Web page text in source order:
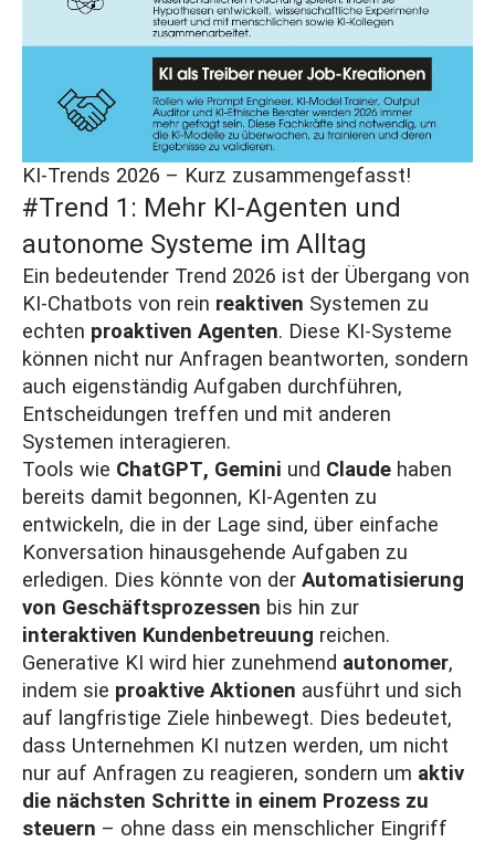
KI-Trends 2026 – Kurz zusammengefasst!
#Trend 1: Mehr KI‑Agenten und
autonome Systeme im Alltag
Ein bedeutender Trend 2026 ist der Übergang von
KI‑Chatbots von rein reaktiven Systemen zu
echten proaktiven Agenten. Diese KI-Systeme
können nicht nur Anfragen beantworten, sondern
auch eigenständig Aufgaben durchführen,
Entscheidungen treffen und mit anderen
Systemen interagieren.
Tools wie ChatGPT, Gemini und Claude haben
bereits damit begonnen, KI-Agenten zu
entwickeln, die in der Lage sind, über einfache
Konversation hinausgehende Aufgaben zu
erledigen. Dies könnte von der Automatisierung
von Geschäftsprozessen bis hin zur
interaktiven Kundenbetreuung reichen.
Generative KI wird hier zunehmend autonomer,
indem sie proaktive Aktionen ausführt und sich
auf langfristige Ziele hinbewegt. Dies bedeutet,
dass Unternehmen KI nutzen werden, um nicht
nur auf Anfragen zu reagieren, sondern um aktiv
die nächsten Schritte in einem Prozess zu
steuern – ohne dass ein menschlicher Eingriff